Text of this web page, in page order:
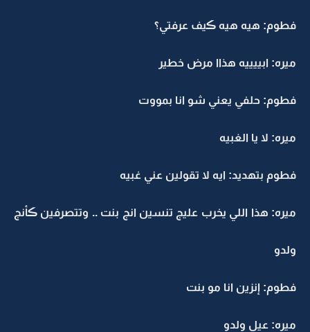
فطوم: هيه هيه ڪيف عرفتي؟
ميره: ابييييه هذاا مرض خطير
فطوم: حلفي يعني شو انا بمووت
ميره: لا يا الغبيه
فطوم بتهديد: ايه لا تقولين عني غبيه
ميره: هذا اللي يخرب عليج تنسين انج بنت .. وتتصرفين ڪأنج
ولدو
فطوم: إنزين انا مو بنت
ميره: عيل ولدو